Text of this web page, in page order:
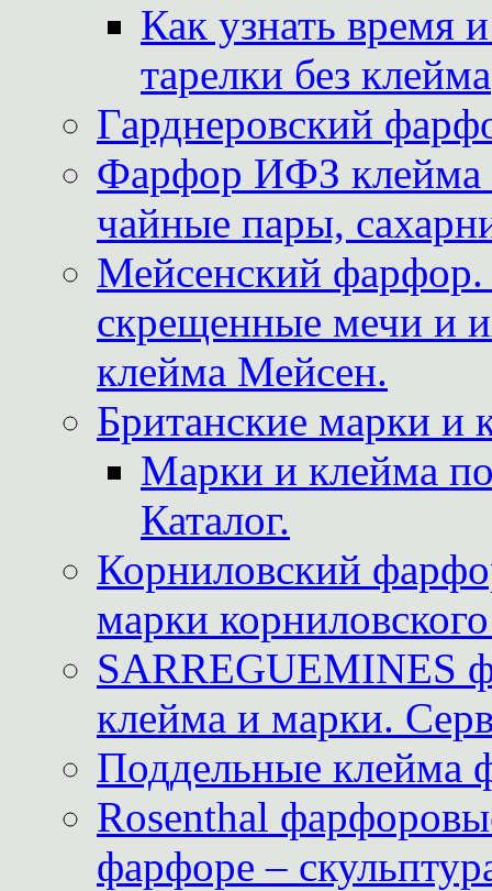
Как узнать время
тарелки без клейма
Гарднеровский
Фарфор ИФЗ клейма
чайные пары,
Мейсенский фарфор.
скрещенные мечи и
клейма Мейсен.
Британские марки и
Марки и клейма
Каталог.
Корниловский
марки
SARREGUEMINES
клейма и марки.
Поддельные клейма
Rosenthal
фарфоре –